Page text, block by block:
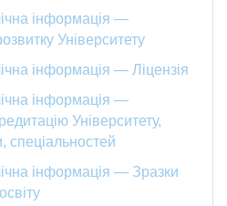
інформація —
Університету
інформація — Ліцензія
інформація —
Університету,
спеціальностей
інформація — Зразки